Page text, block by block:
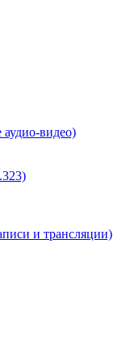
видео)
и трансляции)